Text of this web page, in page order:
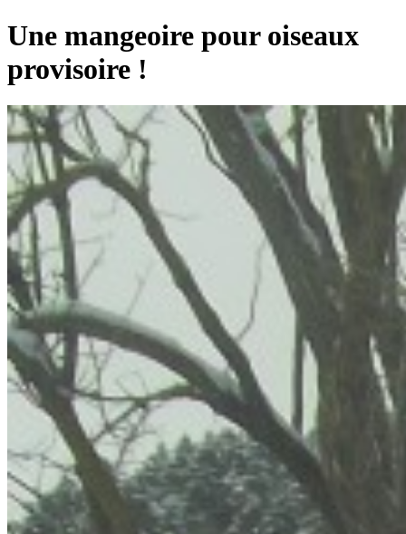
Une mangeoire pour oiseaux
provisoire !